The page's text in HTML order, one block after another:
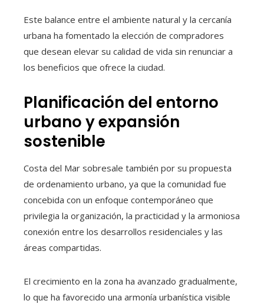
Este balance entre el ambiente natural y la cercanía
urbana ha fomentado la elección de compradores
que desean elevar su calidad de vida sin renunciar a
los beneficios que ofrece la ciudad.
Planificación del entorno
urbano y expansión
sostenible
Costa del Mar sobresale también por su propuesta
de ordenamiento urbano, ya que la comunidad fue
concebida con un enfoque contemporáneo que
privilegia la organización, la practicidad y la armoniosa
conexión entre los desarrollos residenciales y las
áreas compartidas.
El crecimiento en la zona ha avanzado gradualmente,
lo que ha favorecido una armonía urbanística visible